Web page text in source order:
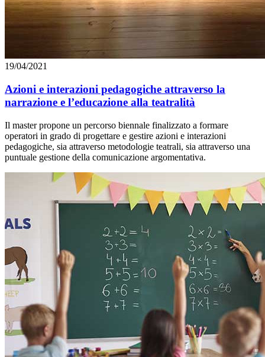
19/04/2021
Azioni e interazioni pedagogiche attraverso la
narrazione e l’educazione alla teatralità
Il master propone un percorso biennale finalizzato a formare
operatori in grado di progettare e gestire azioni e interazioni
pedagogiche, sia attraverso metodologie teatrali, sia attraverso una
puntuale gestione della comunicazione argomentativa.